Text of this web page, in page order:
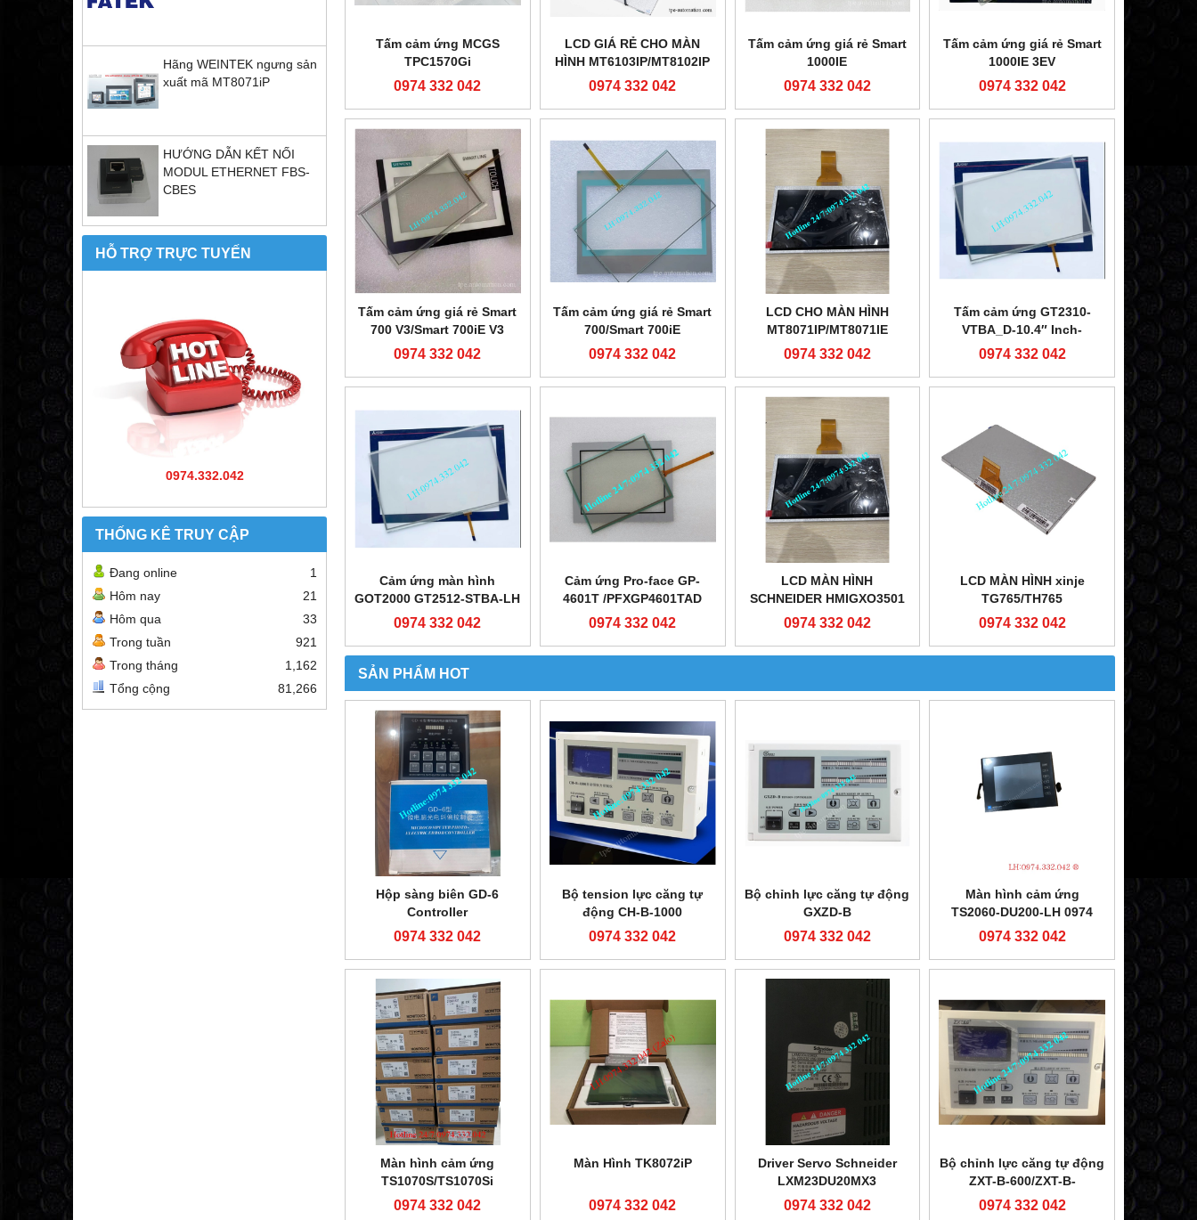
Hãng WEINTEK ngưng sản
xuất mã MT8071iP
HƯỚNG DẪN KẾT NỐI
MODUL ETHERNET FBS-
CBES
HỖ TRỢ TRỰC TUYẾN
0974.332.042
THỐNG KÊ TRUY CẬP
Đang online
1
Hôm nay
21
Hôm qua
33
Trong tuần
921
Trong tháng
1,162
Tổng cộng
81,266
Tấm cảm ứng MCGS
TPC1570Gi
0974 332 042
LCD GIÁ RẺ CHO MÀN
HÌNH MT6103IP/MT8102IP
0974 332 042
Tấm cảm ứng giá rẻ Smart
1000IE
0974 332 042
Tấm cảm ứng giá rẻ Smart
1000IE 3EV
0974 332 042
Tấm cảm ứng giá rẻ Smart
700 V3/Smart 700iE V3
0974 332 042
Tấm cảm ứng giá rẻ Smart
700/Smart 700iE
0974 332 042
LCD CHO MÀN HÌNH
MT8071IP/MT8071IE
0974 332 042
Tấm cảm ứng GT2310-
VTBA_D-10.4″ Inch-
LH:0974 332 042
0974 332 042
Cảm ứng màn hình
GOT2000 GT2512-STBA-LH
0974.332.042
0974 332 042
Cảm ứng Pro-face GP-
4601T /PFXGP4601TAD
/PFXGP4601AA-LH
0974 332 042
LCD MÀN HÌNH
SCHNEIDER HMIGXO3501
0974 332 042
LCD MÀN HÌNH xinje
TG765/TH765
0974 332 042
SẢN PHẨM HOT
Hộp sàng biên GD-6
Controller
0974 332 042
Bộ tension lực căng tự
động CH-B-1000
0974 332 042
Bộ chỉnh lực căng tự động
GXZD-B
0974 332 042
Màn hình cảm ứng
TS2060-DU200-LH 0974
332 042
0974 332 042
Màn hình cảm ứng
TS1070S/TS1070Si
0974 332 042
Màn Hình TK8072iP
0974 332 042
Driver Servo Schneider
LXM23DU20MX3
0974 332 042
Bộ chỉnh lực căng tự động
ZXT-B-600/ZXT-B-
1000/ZXT-C-600/ZXT-C-
0974 332 042